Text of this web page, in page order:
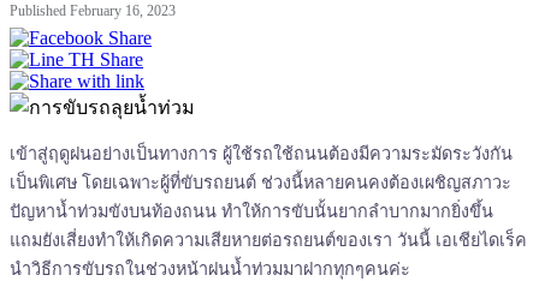
Published February 16, 2023
เข้าสู่ฤดูฝนอย่างเป็นทางการ ผู้ใช้รถใช้ถนนต้องมีความระมัดระวังกัน
เป็นพิเศษ โดยเฉพาะผู้ที่ขับรถยนต์ ช่วงนี้หลายคนคงต้องเผชิญสภาวะ
ปัญหาน้ำท่วมขังบนท้องถนน ทำให้การขับนั้นยากลำบากมากยิ่งขึ้น
แถมยังเสี่ยงทำให้เกิดความเสียหายต่อรถยนต์ของเรา วันนี้ เอเชียไดเร็ค
นำวิธีการขับรถในช่วงหน้าฝนน้ำท่วมมาฝากทุกๆคนค่ะ